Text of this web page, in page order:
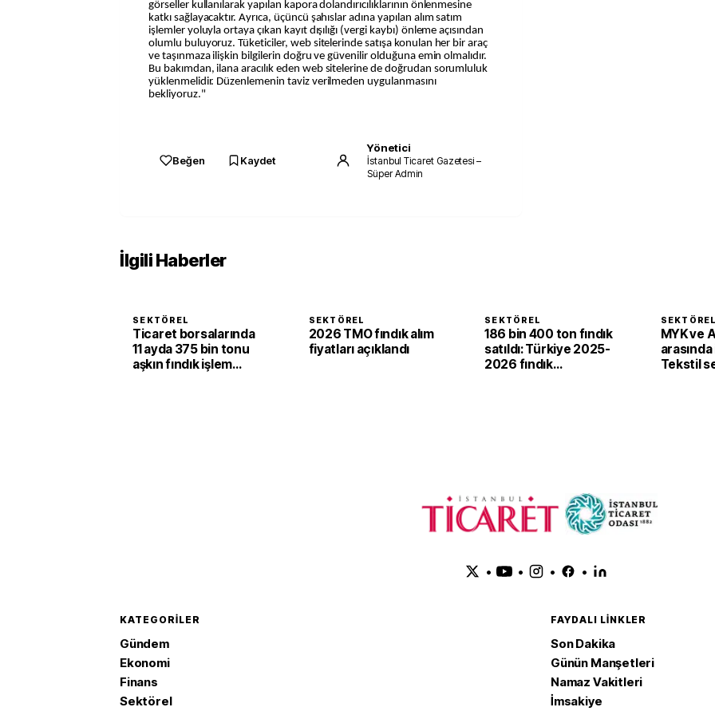
görseller kullanılarak yapılan kapora dolandırıcılıklarının önlenmesine
katkı sağlayacaktır. Ayrıca, üçüncü şahıslar adına yapılan alım satım
işlemler yoluyla ortaya çıkan kayıt dışılığı (vergi kaybı) önleme açısından
olumlu buluyoruz. Tüketiciler, web sitelerinde satışa konulan her bir araç
ve taşınmaza ilişkin bilgilerin doğru ve güvenilir olduğuna emin olmalıdır.
Bu bakımdan, ilana aracılık eden web sitelerine de doğrudan sorumluluk
yüklenmelidir. Düzenlemenin taviz verilmeden uygulanmasını
bekliyoruz."
Beğen Kaydet
Yönetici
İstanbul Ticaret Gazetesi –
Süper Admin
İlgili Haberler
SEKTÖREL
Ticaret borsalarında
11 ayda 375 bin tonu
aşkın fındık işlem
SEKTÖREL
2026 TMO fındık alım
fiyatları açıklandı
SEKTÖREL
186 bin 400 ton fındık
satıldı: Türkiye 2025-
2026 fındık
SEKTÖREL
MYK ve
Tekstil
• • • •
KATEGORILER
Gündem
Ekonomi
Finans
Sektörel
FAYDALI LINKLER
Son Dakika
Günün Manşetleri
Namaz Vakitleri
İmsakiye